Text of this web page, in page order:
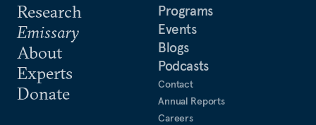
Research
Emissary
About
Experts
Donate
Programs
Events
Blogs
Podcasts
Contact
Annual Reports
Careers